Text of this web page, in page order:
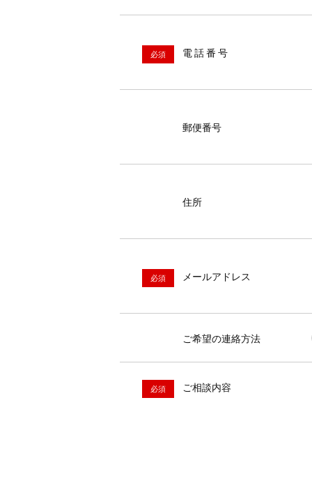
電話番号
郵便番号
住所
メールアドレス
ご希望の連絡方法
ご相談内容